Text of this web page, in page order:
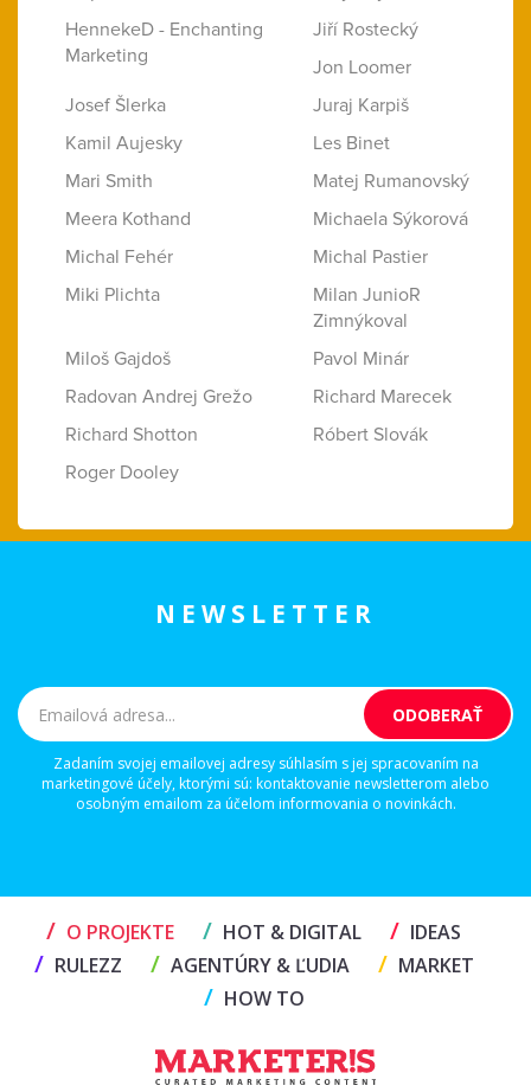
HennekeD - Enchanting
Marketing
Jiří Rostecký
Jon Loomer
Josef Šlerka
Juraj Karpiš
Kamil Aujesky
Les Binet
Mari Smith
Matej Rumanovský
Meera Kothand
Michaela Sýkorová
Michal Fehér
Michal Pastier
Miki Plichta
Milan JunioR
Zimnýkoval
Miloš Gajdoš
Pavol Minár
Radovan Andrej Grežo
Richard Marecek
Richard Shotton
Róbert Slovák
Roger Dooley
NEWSLETTER
Zadaním svojej emailovej adresy súhlasím s jej spracovaním na
marketingové účely, ktorými sú: kontaktovanie newsletterom alebo
osobným emailom za účelom informovania o novinkách.
/ O PROJEKTE / HOT & DIGITAL / IDEAS
/ RULEZZ / AGENTÚRY & ĽUDIA / MARKET
/ HOW TO